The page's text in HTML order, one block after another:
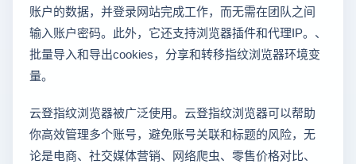
账户的数据，并登录网站完成工作，而无需在团队之间
输入账户密码。此外，它还支持浏览器插件和代理IP。、
批量导入和导出cookies，分享和转移指纹浏览器环境变
量。
云登指纹浏览器被广泛使用。云登指纹浏览器可以帮助
你高效管理多个账号，避免账号关联和标题的风险，无
论是电商、社交媒体营销、网络爬虫、零售价格对比、